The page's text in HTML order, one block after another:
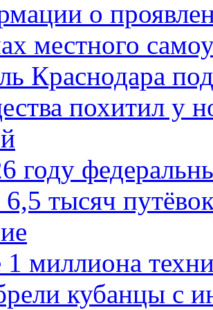
о
местного
Краснодара
похитил у
году
6,5 тысяч
1 миллиона
кубанцы с